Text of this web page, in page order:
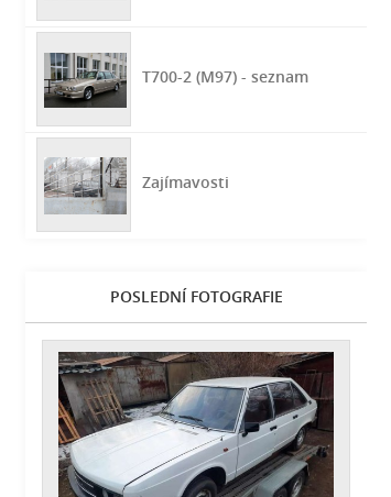
T700-2 (M97) - seznam
Zajímavosti
POSLEDNÍ FOTOGRAFIE